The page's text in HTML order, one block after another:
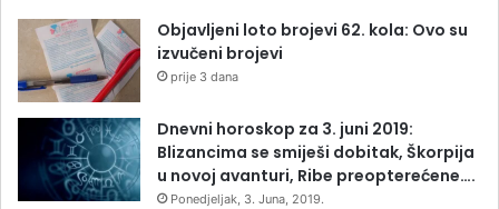
Objavljeni loto brojevi 62. kola: Ovo su
izvučeni brojevi
prije 3 dana
Dnevni horoskop za 3. juni 2019:
Blizancima se smiješi dobitak, Škorpija
u novoj avanturi, Ribe preopterećene….
Ponedjeljak, 3. Juna, 2019.